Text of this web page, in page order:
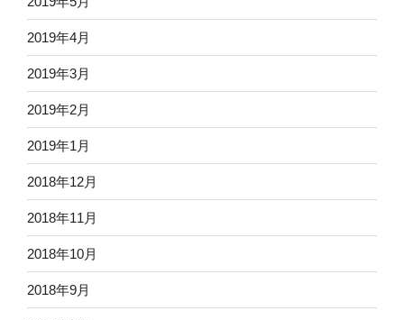
2019年4月
2019年3月
2019年2月
2019年1月
2018年12月
2018年11月
2018年10月
2018年9月